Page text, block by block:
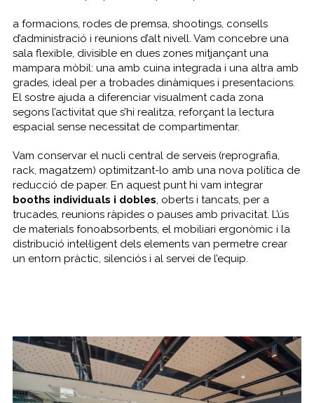
a formacions, rodes de premsa, shootings, consells
d’administració i reunions d’alt nivell. Vam concebre una
sala flexible, divisible en dues zones mitjançant una
mampara mòbil: una amb cuina integrada i una altra amb
grades, ideal per a trobades dinàmiques i presentacions.
El sostre ajuda a diferenciar visualment cada zona
segons l’activitat que s’hi realitza, reforçant la lectura
espacial sense necessitat de compartimentar.
Vam conservar el nucli central de serveis (reprografia,
rack, magatzem) optimitzant-lo amb una nova política de
reducció de paper. En aquest punt hi vam integrar
booths individuals i dobles, oberts i tancats, per a
trucades, reunions ràpides o pauses amb privacitat. L’ús
de materials fonoabsorbents, el mobiliari ergonòmic i la
distribució intel·ligent dels elements van permetre crear
un entorn pràctic, silenciós i al servei de l’equip.